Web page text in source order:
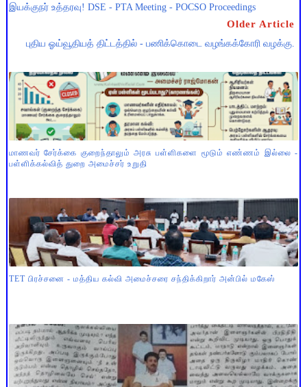
இயக்குநர் உத்தரவு! DSE - PTA Meeting - POCSO Proceedings
Older Article
புதிய ஓய்வூதியத் திட்டத்தில் - பணிக்கொடை வழங்கக்கோரி வழக்கு.
மாணவர் சேர்க்கை குறைந்தாலும் அரசு பள்ளிகளை மூடும் எண்ணம் இல்லை -
பள்ளிக்கல்வித் துறை அமைச்சர் உறுதி
TET பிரச்சனை - மத்திய கல்வி அமைச்சரை சந்திக்கிறார் அன்பில் மகேஸ்